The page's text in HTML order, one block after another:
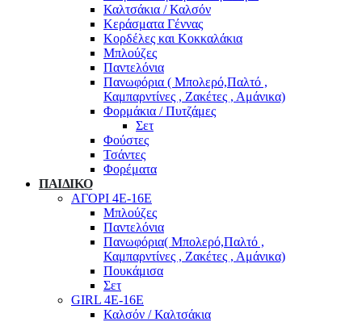
Καλτσάκια / Καλσόν
Κεράσματα Γέννας
Κορδέλες και Κοκκαλάκια
Μπλούζες
Παντελόνια
Πανωφόρια ( Μπολερό,Παλτό ,
Καμπαρντίνες , Ζακέτες , Αμάνικα)
Φορμάκια / Πυτζάμες
Σετ
Φούστες
Τσάντες
Φορέματα
ΠΑΙΔΙΚΟ
ΑΓΟΡΙ 4Ε-16Ε
Μπλούζες
Παντελόνια
Πανωφόρια( Μπολερό,Παλτό ,
Καμπαρντίνες , Ζακέτες , Αμάνικα)
Πουκάμισα
Σετ
GIRL 4Ε-16Ε
Καλσόν / Καλτσάκια